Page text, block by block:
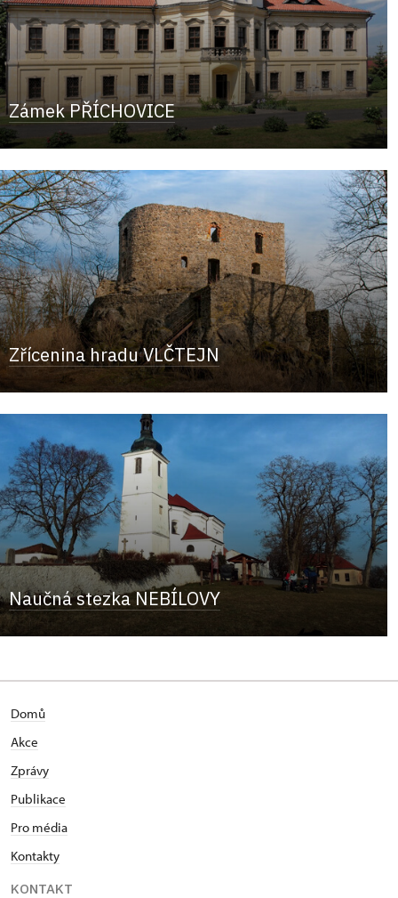
Zámek PŘÍCHOVICE
Zřícenina hradu VLČTEJN
Naučná stezka NEBÍLOVY
Domů
Akce
Zprávy
Publikace
Pro média
Kontakty
KONTAKT